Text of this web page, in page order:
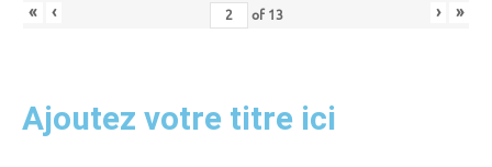
« ‹ of 13 › »
Ajoutez votre titre ici